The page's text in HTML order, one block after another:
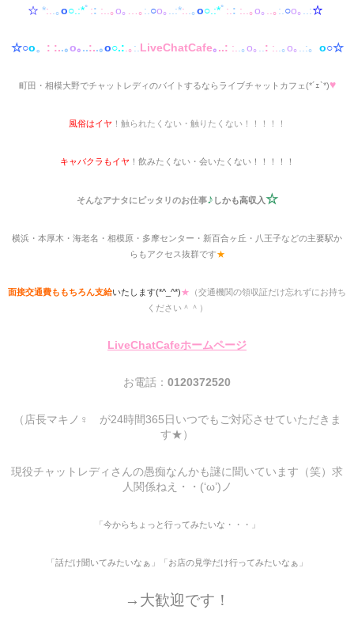
☆ *:..｡o○.:*ﾟ :: :..｡o｡ …｡:.○o｡..:*:..｡o○.:*ﾟ :.: :..｡o｡..｡:.○o｡..:☆
☆○o。 : :..｡o｡..:..｡o○.:.｡:.LiveChatCafe｡..: :..｡o｡..: :..｡o｡..:。 o○☆
町田・相模大野でチャットレディのバイトするならライブチャットカフェ(*´ｪ`*)♥
風俗はイヤ ！触られたくない・触りたくない！！！！！
キャバクラもイヤ ！飲みたくない・会いたくない！！！！！
そんなアナタにピッタリのお仕事♪ しかも高収入☆
横浜・本厚木・海老名・相模原・多摩センター・新百合ヶ丘・八王子などの主要駅か
らもアクセス抜群です★
面接交通費ももちろん支給いたします(*^_^*)★ （交通機関の領収証だけ忘れずにお持ち
ください＾＾）
LiveChatCafeホームページ
お電話： 0120372520
（店長マキノ♀ が24時間365日いつでもご対応させていただきま
す★）
現役チャットレディさんの愚痴なんかも謎に聞いています（笑）求
人関係ねえ・・(‘ω’)ノ
「今からちょっと行ってみたいな・・・」
「話だけ聞いてみたいなぁ」「お店の見学だけ行ってみたいなぁ」
→大歓迎です！